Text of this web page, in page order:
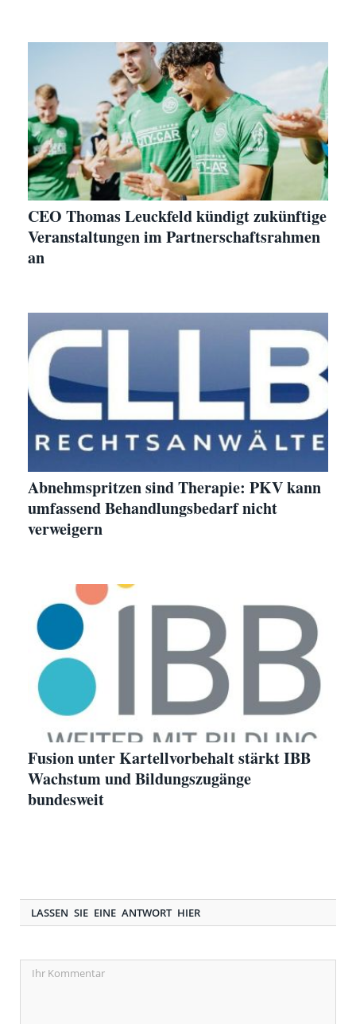
CEO Thomas Leuckfeld kündigt zukünftige
Veranstaltungen im Partnerschaftsrahmen
an
Abnehmspritzen sind Therapie: PKV kann
umfassend Behandlungsbedarf nicht
verweigern
Fusion unter Kartellvorbehalt stärkt IBB
Wachstum und Bildungszugänge
bundesweit
LASSEN SIE EINE ANTWORT HIER